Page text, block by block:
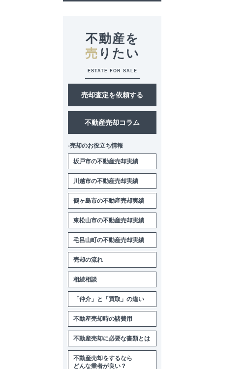
不動産を
売 りたい
ESTATE FOR SALE
売却査定を依頼する
不動産売却コラム
-売却のお役立ち情報
坂戸市の不動産売却実績
川越市の不動産売却実績
鶴ヶ島市の不動産売却実績
東松山市の不動産売却実績
毛呂山町の不動産売却実績
売却の流れ
相続相談
「仲介」と「買取」の違い
不動産売却時の諸費用
不動産売却に必要な書類とは
不動産売却をするなら
どんな業者が良い？